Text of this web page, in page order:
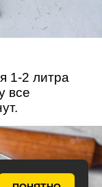
1-2 литра
все